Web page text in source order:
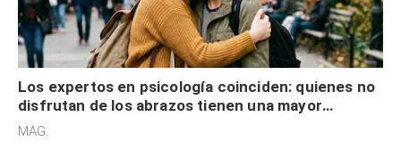
Los expertos en psicología coinciden: quienes no
disfrutan de los abrazos tienen una mayor
sensibilidad a los estímulos físicos y no es por
MAG.